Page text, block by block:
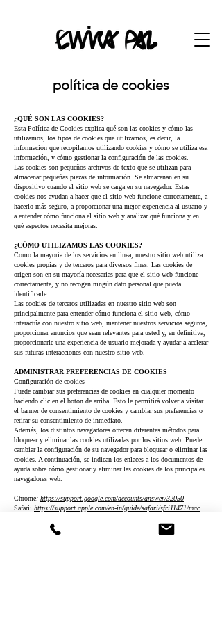
política de cookies
¿QUÉ SON LAS COOKIES?
Esta Política de Cookies explica qué son las cookies y cómo las
utilizamos, los tipos de cookies que utilizamos, es decir, la
información que recopilamos utilizando cookies y cómo se utiliza esa
información, y cómo gestionar la configuración de las cookies.
Las cookies son pequeños archivos de texto que se utilizan para
almacenar pequeñas piezas de información. Se almacenan en su
dispositivo cuando el sitio web se carga en su navegador. Estas
cookies nos ayudan a hacer que el sitio web funcione correctamente, a
hacerlo más seguro, a proporcionar una mejor experiencia al usuario y
a entender cómo funciona el sitio web y analizar qué funciona y en
qué aspectos necesita mejoras.
¿CÓMO UTILIZAMOS LAS COOKIES?
Como la mayoría de los servicios en línea, nuestro sitio web utiliza
cookies propias y de terceros para diversos fines. Las cookies de
origen son en su mayoría necesarias para que el sitio web funcione
correctamente, y no recogen ningún dato personal que pueda
identificarle.
Las cookies de terceros utilizadas en nuestro sitio web son
principalmente para entender cómo funciona el sitio web, cómo
interactúa con nuestro sitio web, mantener nuestros servicios seguros,
proporcionar anuncios que sean relevantes para usted y, en definitiva,
proporcionarle una experiencia de usuario mejorada y ayudar a acelerar
sus futuras interacciones con nuestro sitio web.
ADMINISTRAR PREFERENCIAS DE COOKIES
Configuración de cookies
Puede cambiar sus preferencias de cookies en cualquier momento
haciendo clic en el botón de arriba. Esto le permitirá volver a visitar
el banner de consentimiento de cookies y cambiar sus preferencias o
retirar su consentimiento de inmediato.
Además, los distintos navegadores ofrecen diferentes métodos para
bloquear y eliminar las cookies utilizadas por los sitios web. Puede
cambiar la configuración de su navegador para bloquear o eliminar las
cookies. A continuación, se indican los enlaces a los documentos de
ayuda sobre cómo gestionar y eliminar las cookies de los principales
navegadores web.
Chrome: https://support.google.com/accounts/answer/32050
Safari: https://support.apple.com/en-in/guide/safari/sfri11471/mac
data-firefox?redirectslug=delete-cookies-remove-info-websites-
stored&redirectlocale=en-US